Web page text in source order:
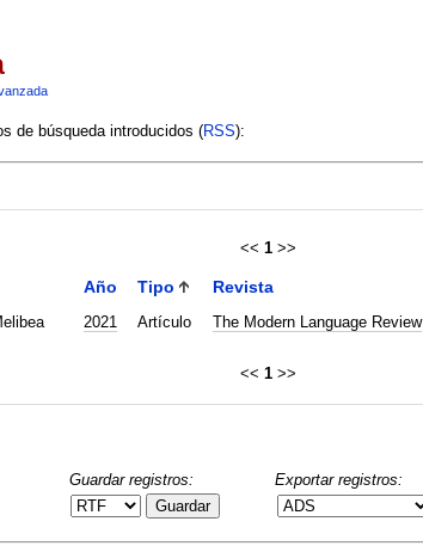
de búsqueda introducidos (RSS):
<< 1 >>
Año Tipo Revista
2021 Artículo The Modern Language Review
<< 1 >>
Guardar registros:
Guardar
Exportar registros: